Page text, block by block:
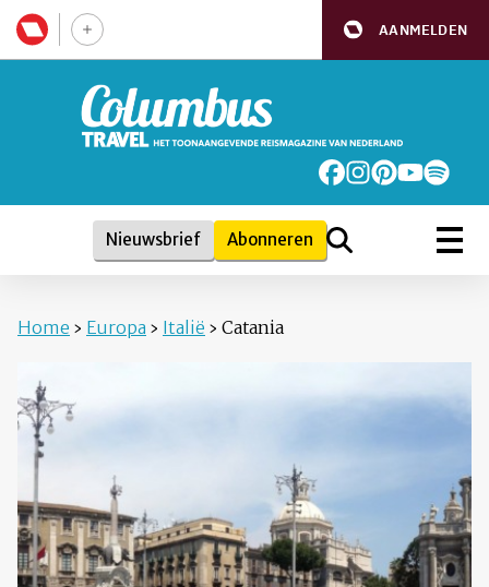
AANMELDEN
Nieuwsbrief Abonneren
Home › Europa › Italië › Catania